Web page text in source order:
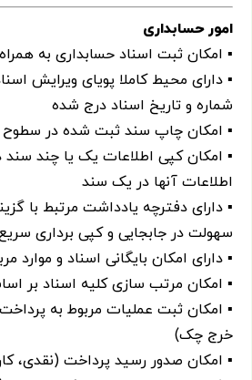
امور حسابداری
▪ امکان ثبت اسناد حسابداری به
▪ دارای محیط کاملا پویای ویرایش
شماره و تاریخ اسناد درج شده
▪ امکان چاپ سند ثبت شده در
▪ امکان کپی اطلاعات یک یا چند سند
اطلاعات آنها در یک سند
▪ دارای دفترچه یادداشت مرتبط با
سهولت در جابجایی و کپی برداری
▪ دارای امکان بایگانی اسناد و موارد
▪ امکان مرتب سازی کلیه اسناد بر
▪ امکان ثبت عملیات مربوط به
خرج چک)
▪ امکان صدور رسید پرداخت (نقدی،